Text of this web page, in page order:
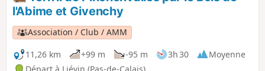
l'Abime et Givenchy
Association / Club / AMM
11,26 km
+99 m -95 m 3h 30
Moyenne